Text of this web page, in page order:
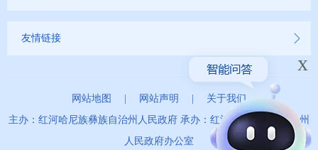
友情链接
网站地图 网站声明
关于我们
主办：红河哈尼族彝族自治州人民政府 承办：红河哈尼族彝族自治州
人民政府办公室
x